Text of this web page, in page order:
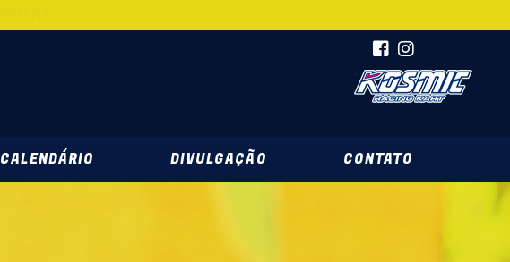
CALENDÁRIO DIVULGAÇÃO CONTATO